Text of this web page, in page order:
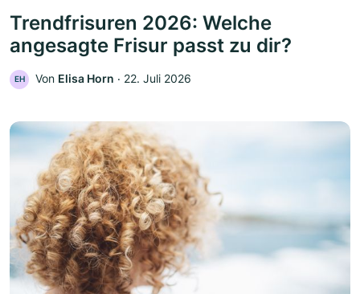
Trendfrisuren 2026: Welche
angesagte Frisur passt zu dir?
EH Von Elisa Horn ‧ 22. Juli 2026